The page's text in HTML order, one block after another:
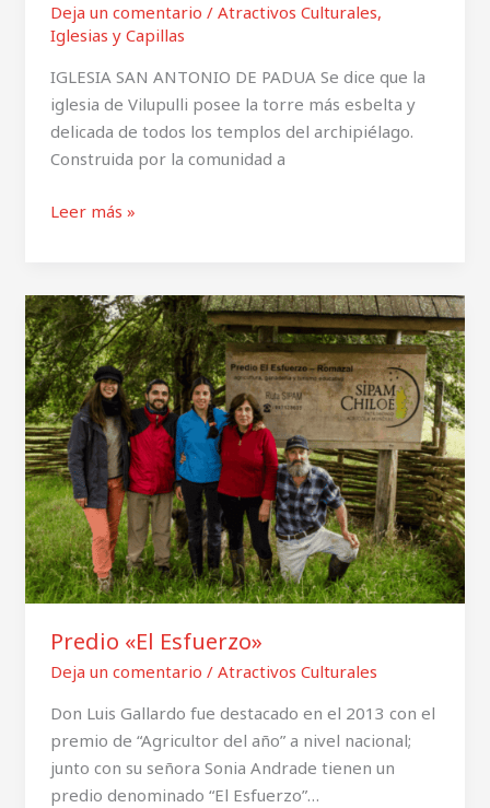
Deja un comentario / Atractivos Culturales,
Iglesias y Capillas
IGLESIA SAN ANTONIO DE PADUA Se dice que la
iglesia de Vilupulli posee la torre más esbelta y
delicada de todos los templos del archipiélago.
Construida por la comunidad a
Leer más »
Predio «El Esfuerzo»
Deja un comentario / Atractivos Culturales
Don Luis Gallardo fue destacado en el 2013 con el
premio de “Agricultor del año” a nivel nacional;
junto con su señora Sonia Andrade tienen un
predio denominado “El Esfuerzo”…
Predio
«El
Esfuerzo»